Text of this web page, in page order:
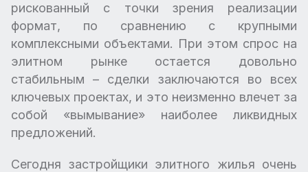
рискованный с точки зрения реализации
формат, по сравнению с крупными
комплексными объектами. При этом спрос на
элитном рынке остается довольно
стабильным – сделки заключаются во всех
ключевых проектах, и это неизменно влечет за
собой «вымывание» наиболее ликвидных
предложений.
Сегодня застройщики элитного жилья очень